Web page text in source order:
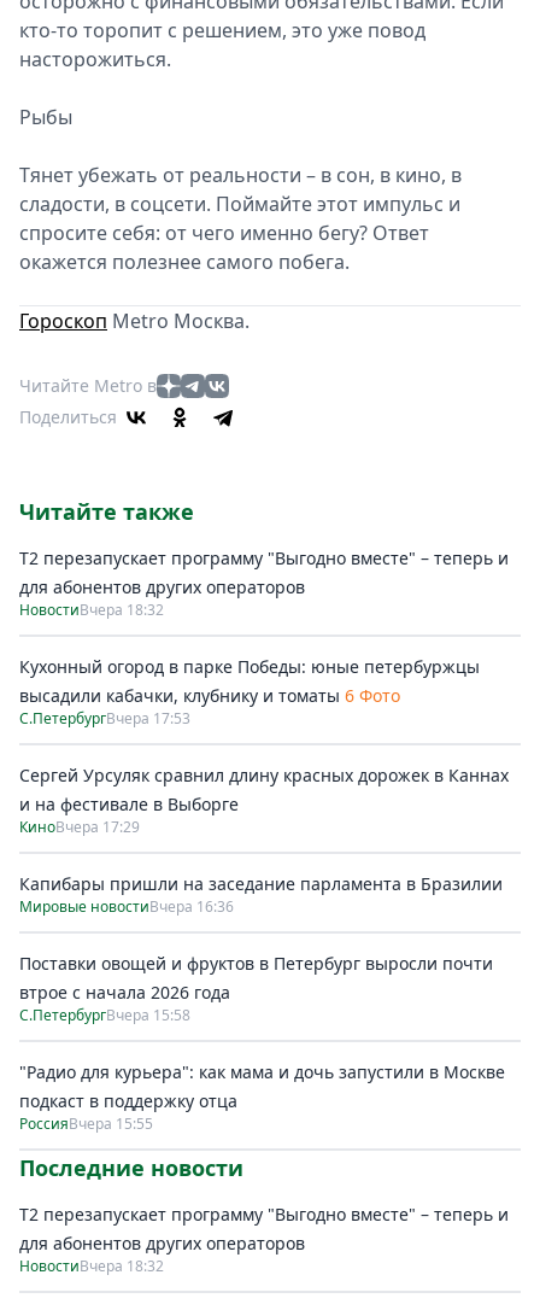
кто-то торопит с решением, это уже повод
насторожиться.
Рыбы
Тянет убежать от реальности – в сон, в кино, в
сладости, в соцсети. Поймайте этот импульс и
спросите себя: от чего именно бегу? Ответ
окажется полезнее самого побега.
Гороскоп Metro Москва.
Читайте Metro в
Поделиться
Читайте также
Т2 перезапускает программу "Выгодно вместе" – теперь и
для абонентов других операторов
НовостиВчера 18:32
Кухонный огород в парке Победы: юные петербуржцы
высадили кабачки, клубнику и томаты 6 Фото
С.ПетербургВчера 17:53
Сергей Урсуляк сравнил длину красных дорожек в Каннах
и на фестивале в Выборге
КиноВчера 17:29
Капибары пришли на заседание парламента в Бразилии
Мировые новостиВчера 16:36
Поставки овощей и фруктов в Петербург выросли почти
втрое с начала 2026 года
С.ПетербургВчера 15:58
"Радио для курьера": как мама и дочь запустили в Москве
подкаст в поддержку отца
РоссияВчера 15:55
Последние новости
Т2 перезапускает программу "Выгодно вместе" – теперь и
для абонентов других операторов
НовостиВчера 18:32